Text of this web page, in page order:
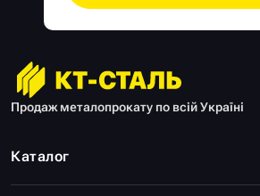
Продаж металопрокату по всій Україні
Каталог